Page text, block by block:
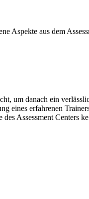
Aspekte aus dem
um danach ein
eines erfahrenen
Assessment Centers